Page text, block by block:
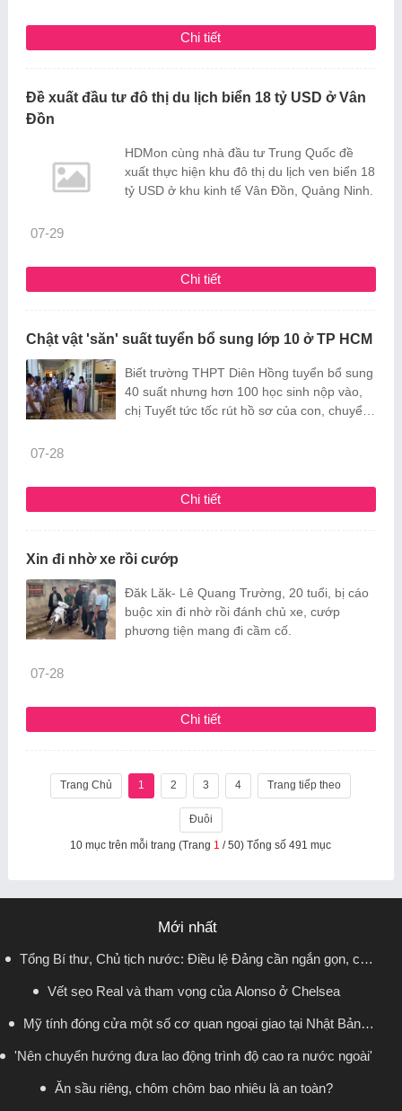
Chi tiết
Đề xuất đầu tư đô thị du lịch biển 18 tỷ USD ở Vân
Đồn
HDMon cùng nhà đầu tư Trung Quốc đề
xuất thực hiện khu đô thị du lịch ven biển 18
tỷ USD ở khu kinh tế Vân Đồn, Quảng Ninh.
07-29
Chi tiết
Chật vật 'săn' suất tuyển bổ sung lớp 10 ở TP HCM
Biết trường THPT Diên Hồng tuyển bổ sung
40 suất nhưng hơn 100 học sinh nộp vào,
chị Tuyết tức tốc rút hồ sơ của con, chuyển
07-28
Chi tiết
Xin đi nhờ xe rồi cướp
Đăk Lăk- Lê Quang Trường, 20 tuổi, bị cáo
buộc xin đi nhờ rồi đánh chủ xe, cướp
phương tiện mang đi cầm cố.
07-28
Chi tiết
Trang Chủ 1 2 3 4 Trang tiếp theo
Đuôi
10 mục trên mỗi trang (Trang 1 / 50) Tổng số 491 mục
Mới nhất
Tổng Bí thư, Chủ tịch nước: Điều lệ Đảng cần ngắn gọn, có
sức sống lâu dài
Vết sẹo Real và tham vọng của Alonso ở Chelsea
Mỹ tính đóng cửa một số cơ quan ngoại giao tại Nhật Bản,
Canada, Indonesia
'Nên chuyển hướng đưa lao động trình độ cao ra nước ngoài'
Ăn sầu riêng, chôm chôm bao nhiêu là an toàn?